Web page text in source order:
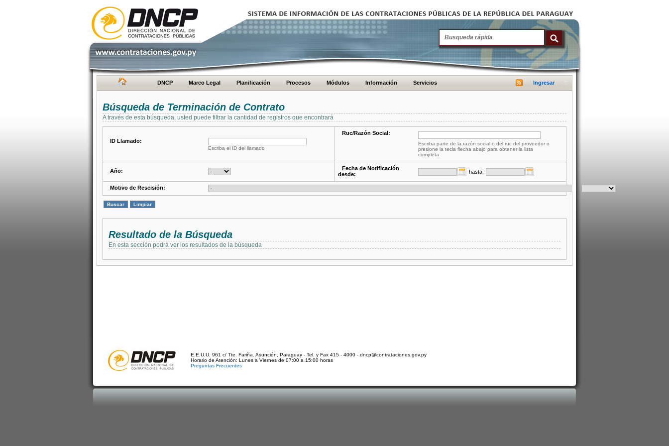
DNCP Marco Legal Planificación Procesos Módulos Información Servicios Ingresar
Búsqueda de Terminación de Contrato
A través de esta búsqueda, usted puede filtrar la cantidad de registros que encontrará
ID Llamado:
Escriba el ID del llamado
Ruc/Razón Social:
Escriba parte de la razón social o del ruc del proveedor o
presione la tecla flecha abajo para obtener la lista
completa
Año:
Fecha de Notificación
desde:
hasta:
Motivo de Rescisión:
Resultado de la Búsqueda
En esta sección podrá ver los resultados de la búsqueda
E.E.U.U. 961 c/ Tte. Fariña. Asunción, Paraguay - Tel. y Fax 415 - 4000 - dncp@contrataciones.gov.py
Horario de Atención: Lunes a Viernes de 07:00 a 15:00 horas
Preguntas Frecuentes